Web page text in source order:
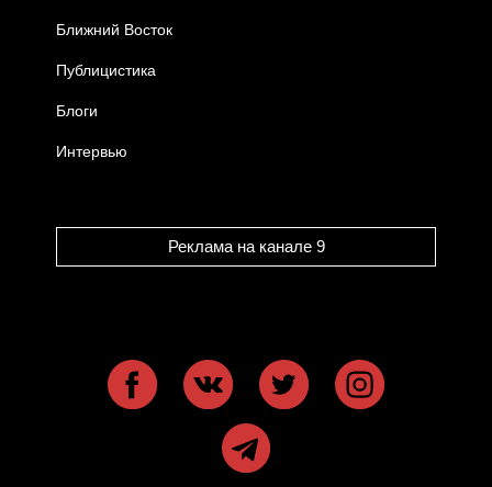
Ближний Восток
Публицистика
Блоги
Интервью
Реклама на канале 9